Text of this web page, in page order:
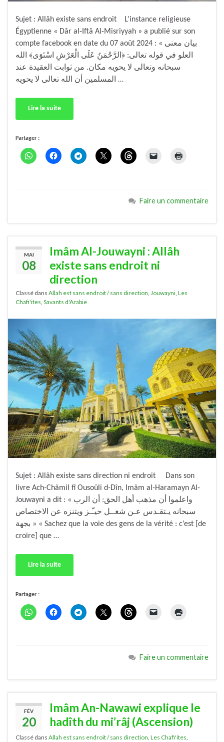
Sujet : Allâh existe sans endroit L’instance religieuse
Égyptienne « Dâr al-Iftâ Al-Misriyyah » a publié sur son
compte facebook en date du 07 août 2024 : « بيان معنى
العلو في قوله تعالى: ﴿الرَّحْمَنُ عَلَى الْعَرْشِ اسْتَوَى﴾ الله
سبحانه وتعالى لا يحويه مكان. من ثوابت العقيدة عند
المسلمين أن الله تعالى لا يحويه …
Lire la suite
Partager :
Faire un commentaire
MAI
08
Imâm Al-Jouwayni : Allâh
existe sans endroit ni
direction
Classé dans Allah est sans endroit / sans direction, Jouwayni, Les
Chafi'ites, Savants d'Arabie
Sujet : Allâh existe sans direction ni endroit Dans son
livre Ach-Châmil fî Ousoûli d-Dîn, Imâm al-Haramayn Al-
Jouwayni a dit : « واعلموا أن مذهب أهل الحق: أن الرب
سبحانه يـتقـدس عـن شغــل حيـّـز ويتنزه عن الاختصاص
بجهة » « Sachez que la voie des gens de la vérité : c’est [de
croire] que …
Lire la suite
Partager :
Faire un commentaire
FÉV
20
Imâm An-Nawawi explique le
hadîth du mi’râj (Ascension)
Classé dans Allah est sans endroit / sans direction, Les Chafi'ites,